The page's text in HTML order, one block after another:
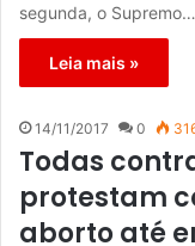
segunda, o Supremo…
Leia mais »
14/11/2017 0
Todas
protestam
aborto até